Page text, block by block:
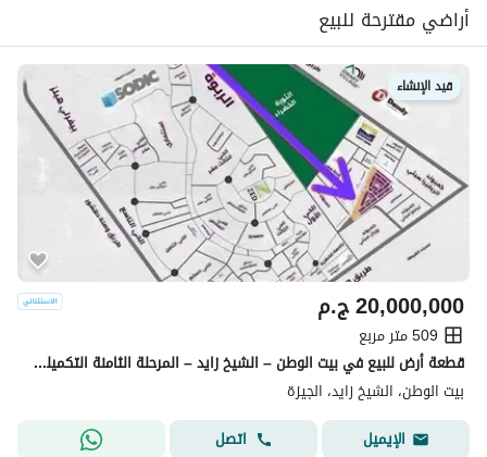
أراضي مقترحة للبيع
قيد الإنشاء
ج.م20,000,000
509 متر مربع
قطعة أرض للبيع في بيت الوطن – الشيخ زايد – المرحلة الثامنة التكميلية Beit Al Watan – Sheikh Zayed فرصة استثمارية خلف رويال سيتي
بيت الوطن، الشيخ زايد، الجيزة
الإيميل
اتصل